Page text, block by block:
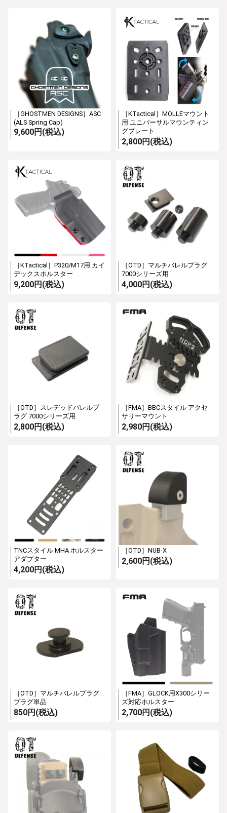
［GHOSTMEN DESIGNS］ASC
(ALS Spring Cap)
9,600円(税込)
［KTactical］MOLLEマウント
用 ユニバーサルマウンティン
グプレート
2,800円(税込)
［KTactical］P320/M17用 カイ
デックスホルスター
9,200円(税込)
［OTD］マルチバレルプラグ
7000シリーズ用
4,000円(税込)
［OTD］スレデッドバレルプ
ラグ 7000シリーズ用
2,800円(税込)
［FMA］BBCスタイル アクセ
サリーマウント
2,980円(税込)
TNCスタイル MHA ホルスター
アダプター
4,200円(税込)
［OTD］NUB-X
2,600円(税込)
［OTD］マルチバレルプラグ
プラグ単品
850円(税込)
［FMA］GLOCK用X300シリー
ズ対応ホルスター
2,700円(税込)